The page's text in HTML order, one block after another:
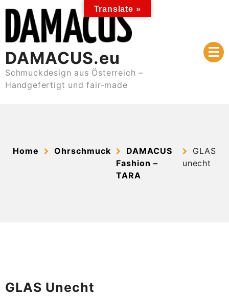
content
DAMACUS.eu
Schmuckdesign aus Österreich –
Handgefertigt und fair-made
Home Ohrschmuck
DAMACUS
Fashion –
TARA
GLAS
unecht
GLAS Unecht
Translate »